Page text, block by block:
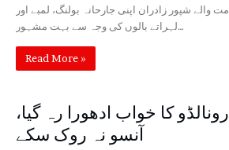
شپور زادران اپنی جارحانہ بولنگ، لمبے اور
لہراتے بالوں کی وجہ سے بہت مشہور…
Read More »
کا خواب ادھورا رہ گیا،
آنسو نہ روک سکے